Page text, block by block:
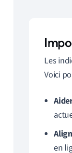
Les
Voici
en